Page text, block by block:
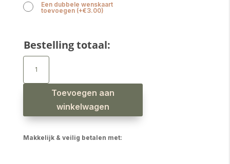
Een dubbele wenskaart
toevoegen (+€3.00)
Bestelling totaal:
Speenkoord
naam
beer
grijsblauwToevoegen aan
winkelwagen
Makkelijk & veilig betalen met: